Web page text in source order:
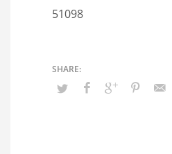
51098